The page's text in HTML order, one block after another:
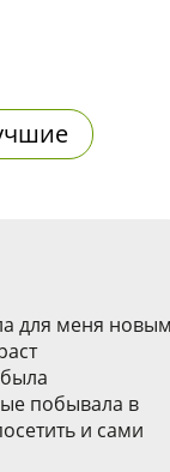
для меня
побывала в
и сами